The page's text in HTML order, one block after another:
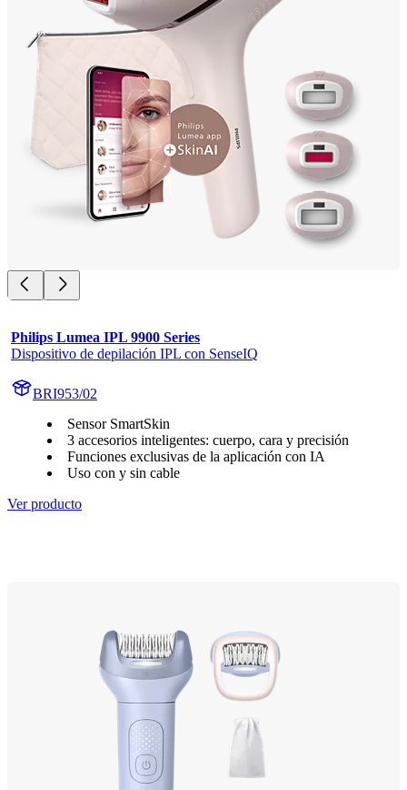
Philips Lumea IPL 9900 Series
Dispositivo de depilación IPL con SenseIQ
BRI953/02
Sensor SmartSkin
3 accesorios inteligentes: cuerpo, cara y precisión
Funciones exclusivas de la aplicación con IA
Uso con y sin cable
Ver producto